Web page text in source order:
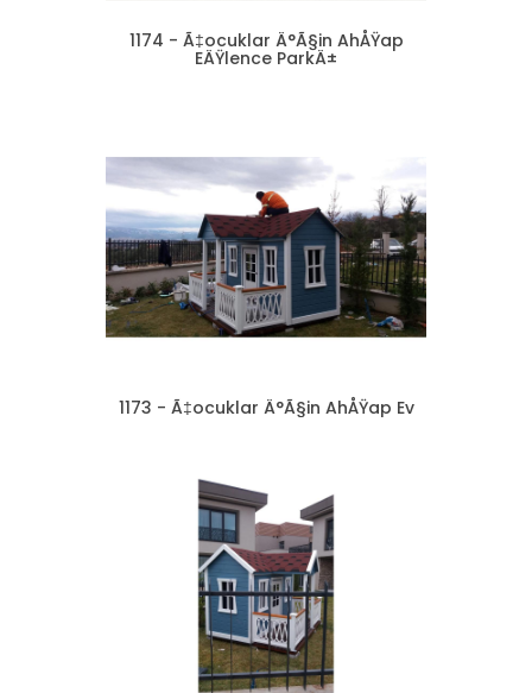
1174 - Ã‡ocuklar Ä°Ã§in AhÅŸap
EÄŸlence ParkÄ±
1173 - Ã‡ocuklar Ä°Ã§in AhÅŸap Ev